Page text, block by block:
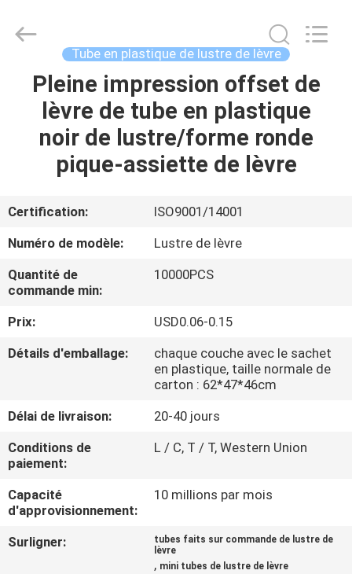
MAISON
PRODUITS
SUJET
DE
NOUS
VISITE
D'USINE
DE
QUALITÉ
CONTACTEZ-
NOUS
TUBES(SHANG
HAI)CO.,LTD.
Tube en plastique de lustre de lèvre
Pleine impression offset de
lèvre de tube en plastique
noir de lustre/forme ronde
pique-assiette de lèvre
Certification:
ISO9001/14001
Numéro de modèle:
Lustre de lèvre
Quantité de
commande min:
10000PCS
Prix:
USD0.06-0.15
Détails d'emballage:
chaque couche avec le sachet
en plastique, taille normale de
carton : 62*47*46cm
Délai de livraison:
20-40 jours
Conditions de
paiement:
L / C, T / T, Western Union
Capacité
d'approvisionnement:
10 millions par mois
Surligner:
tubes faits sur commande de lustre de
lèvre
, mini tubes de lustre de lèvre